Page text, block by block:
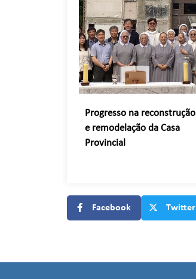
Progresso na reconstrução
e remodelação da Casa
Provincial
Facebook Twitter